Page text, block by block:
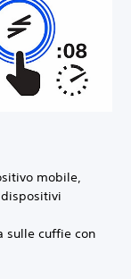
mobile,
dispositivi
sulle cuffie con